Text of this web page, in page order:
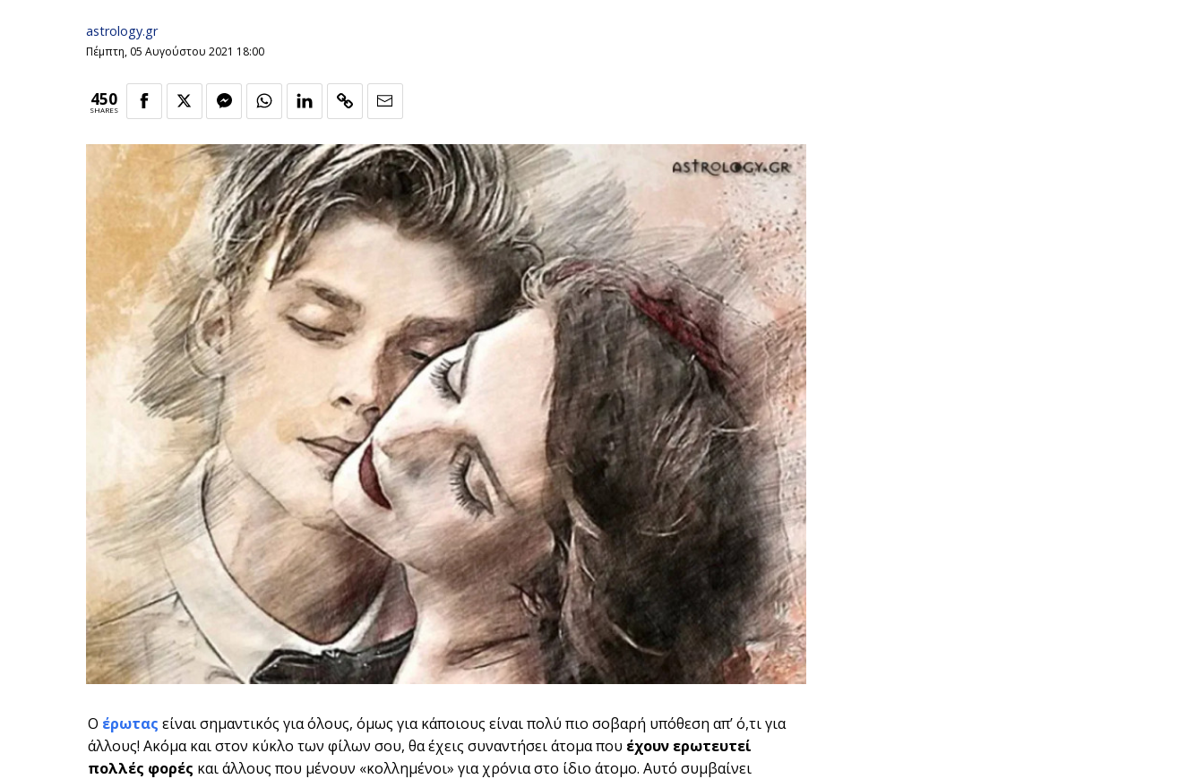
astrology.gr
Πέμπτη, 05 Αυγούστου 2021 18:00
450
SHARES
Ο έρωτας είναι σημαντικός για όλους, όμως για κάποιους είναι πολύ πιο σοβαρή υπόθεση απ’ ό,τι για
άλλους! Ακόμα και στον κύκλο των φίλων σου, θα έχεις συναντήσει άτομα που έχουν ερωτευτεί
πολλές φορές και άλλους που μένουν «κολλημένοι» για χρόνια στο ίδιο άτομο. Αυτό συμβαίνει